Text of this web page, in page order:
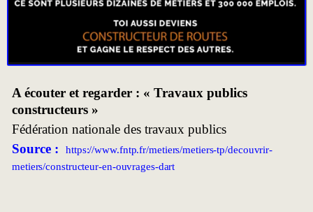
A écouter et regarder : « Travaux publics
constructeurs »
Fédération nationale des travaux publics
Source :
https://www.fntp.fr/metiers/metiers-tp/decouvrir-
metiers/constructeur-en-ouvrages-dart